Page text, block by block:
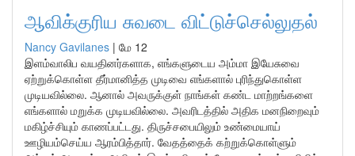
ஆவிக்குரிய சுவடை விட்டுச்செல்லுதல்
Nancy Gavilanes | மே 12
இளம்வாலிப வயதினர்களாக, எங்களுடைய அம்மா இயேசுவை
ஏற்றுக்கொள்ள தீர்மானித்த முடிவை எங்களால் புரிந்துகொள்ள
முடியவில்லை. ஆனால் அவருக்குள் நாங்கள் கண்ட மாற்றங்களை
எங்களால் மறுக்க முடியவில்லை. அவரிடத்தில் அதிக மனநிறைவும்
மகிழ்ச்சியும் காணப்பட்டது. திருச்சபையிலும் உண்மையாய்
ஊழியம்செய்ய ஆரம்பித்தார். வேதத்தைக் கற்றுக்கொள்ளும்